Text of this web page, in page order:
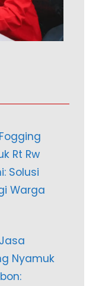
Rt Rw
Solusi
Warga
Nyamuk